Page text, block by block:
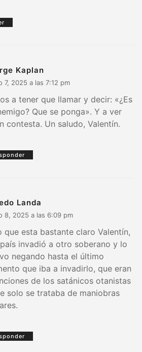
Kaplan
7, 2025 a las 7:12 pm
a tener que llamar y decir: «¿Es
Que se ponga». Y a ver
contesta. Un saludo, Valentín.
Landa
8, 2025 a las 6:09 pm
que esta bastante claro Valentín,
invadió a otro soberano y lo
negando hasta el último
que iba a invadirlo, que eran
de los satánicos otanistas
solo se trataba de maniobras